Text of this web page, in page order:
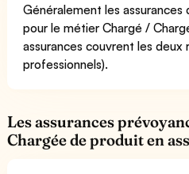
Généralement les
pour le métier Chargé /
assurances couvrent les
professionnels).
Les assurances
Chargée de produit en